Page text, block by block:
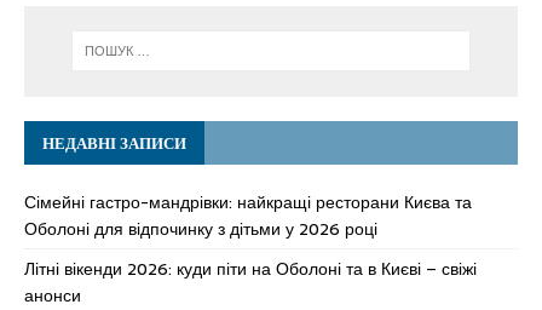
НЕДАВНІ ЗАПИСИ
Сімейні гастро-мандрівки: найкращі ресторани Києва та
Оболоні для відпочинку з дітьми у 2026 році
Літні вікенди 2026: куди піти на Оболоні та в Києві – свіжі
анонси